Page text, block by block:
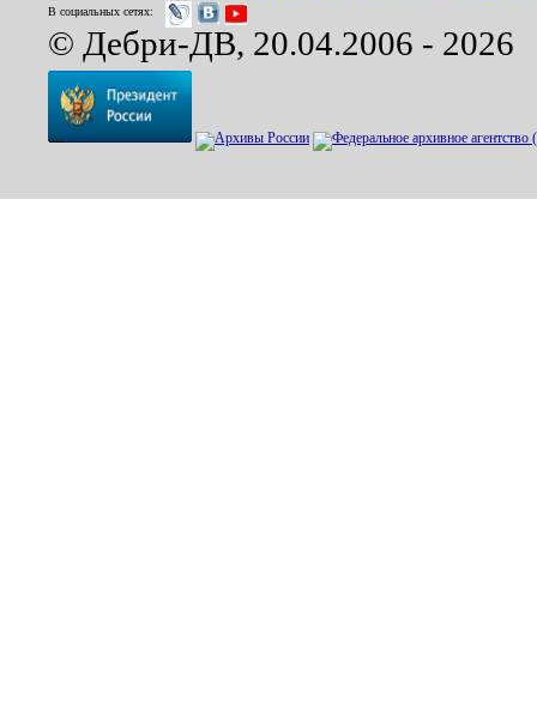
В социальных сетях:
© Дебри-ДВ, 20.04.2006 - 2026